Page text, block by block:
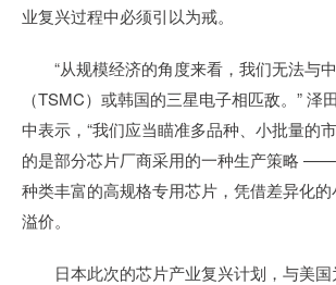
业复兴过程中必须引以为戒。
“从规模经济的角度来看，我们无法与
（TSMC）或韩国的三星电子相匹敌。” 泽
中表示，“我们应当瞄准多品种、小批量的
的是部分芯片厂商采用的一种生产策略
种类丰富的高规格专用芯片，凭借差异化
溢价。
日本此次的芯片产业复兴计划，与美国